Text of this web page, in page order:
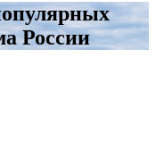
России